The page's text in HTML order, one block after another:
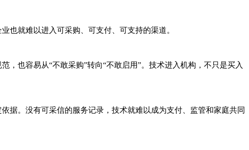
也就难以进入可采购、可支付、可支持的渠道。
也容易从“不敢采购”转向“不敢启用”。技术进入机构，不只是买入
据。没有可采信的服务记录，技术就难以成为支付、监管和家庭共同